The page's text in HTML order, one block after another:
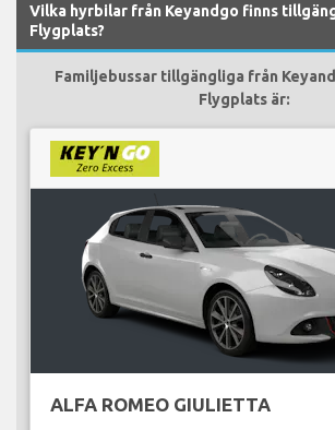
Vilka hyrbilar från Keyandgo finns
Flygplats?
Familjebussar tillgängliga från
Flygplats är:
ALFA ROMEO GIULIETTA